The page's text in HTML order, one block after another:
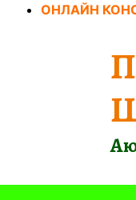
ПерейтиОНЛАЙН